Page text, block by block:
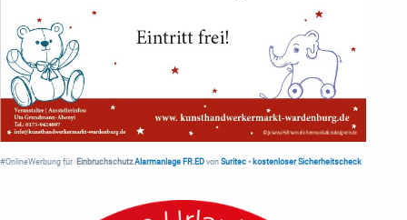
#OnlineWerbung für Einbruchschutz Alarmanlage FR.ED von Suritec • kostenloser Sicherheitscheck